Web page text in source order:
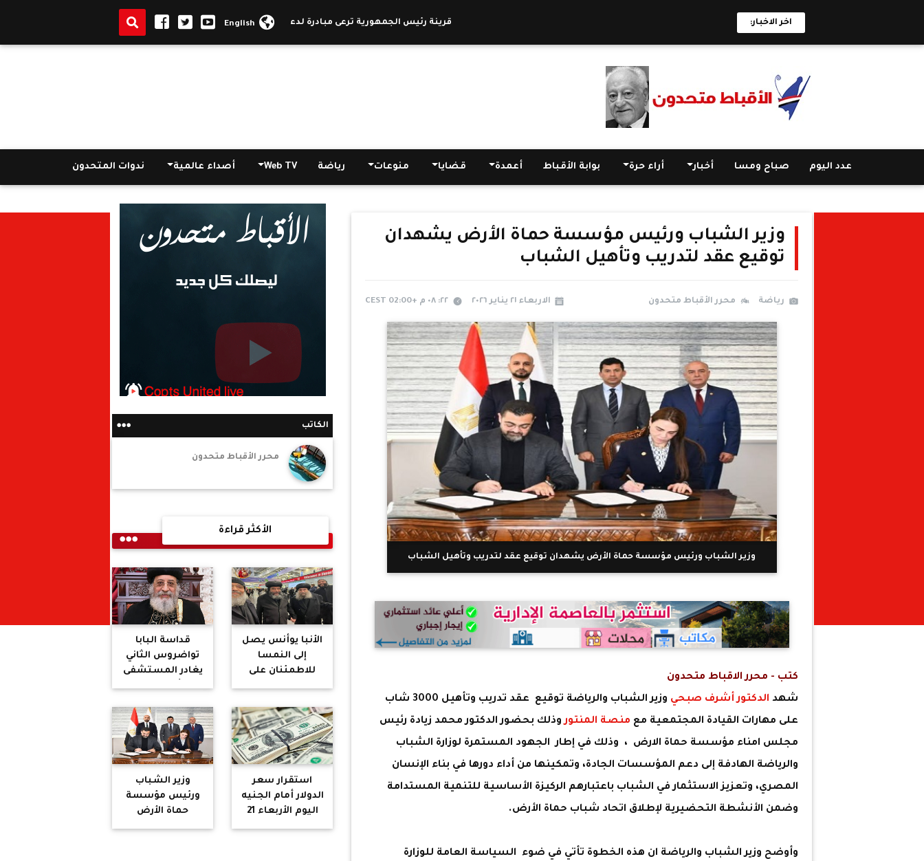
اخر الاخبار: قرينة رئيس الجمهورية ترعى مبادرة لدعم الطلاب المتفوقين في مصر | الأنبا مقار يترأس اجتماع كهنة English
عدد اليوم صباح ومسا أخبار أراء حرة بوابة الأقباط أعمدة قضايا منوعات رياضة Web TV أصداء عالمية ندوات المتحدون
وزير الشباب ورئيس مؤسسة حماة الأرض يشهدان
توقيع عقد لتدريب وتأهيل الشباب
رياضة محرر الأقباط متحدون الاربعاء ٢١ يناير ٢٠٢٦ ٢٢: ٠٨ م +02:00 CEST
وزير الشباب ورئيس مؤسسة حماة الأرض يشهدان توقيع عقد لتدريب وتأهيل الشباب
كتب - محرر الاقباط متحدون
شهد الدكتور أشرف صبحي
وزير الشباب والرياضة توقيع عقد تدريب وتأهيل 3000 شاب
على مهارات القيادة المجتمعية مع منصة المنتوروذلك بحضور الدكتور محمد زيادة رئيس
مجلس امناء مؤسسة حماة الارض ، وذلك في إطار الجهود المستمرة لوزارة الشباب
والرياضة الهادفة إلى دعم المؤسسات الجادة، وتمكينها من أداء دورها في بناء الإنسان
المصري، وتعزيز الاستثمار في الشباب باعتبارهم الركيزة الأساسية للتنمية المستدامة
وضمن الأنشطة التحضيرية لإطلاق اتحاد شباب حماة الأرض.
وأوضح وزير الشباب والرياضة ان هذه الخطوة تأتي في ضوء السياسة العامة للوزارة
الكاتب
محرر الأقباط متحدون
الأكثر قراءة
الأنبا يوأنس يصل
إلى النمسا
للاطمئنان على
صحة البابا
قداسة البابا
تواضروس الثاني
يغادر المستشفى
ويبدأ فترة نقاهة
أنطونيوس
بالنمسا
استقرار سعر
الدولار أمام الجنيه
اليوم الأربعاء 21
وزير الشباب
ورئيس مؤسسة
حماة الأرض